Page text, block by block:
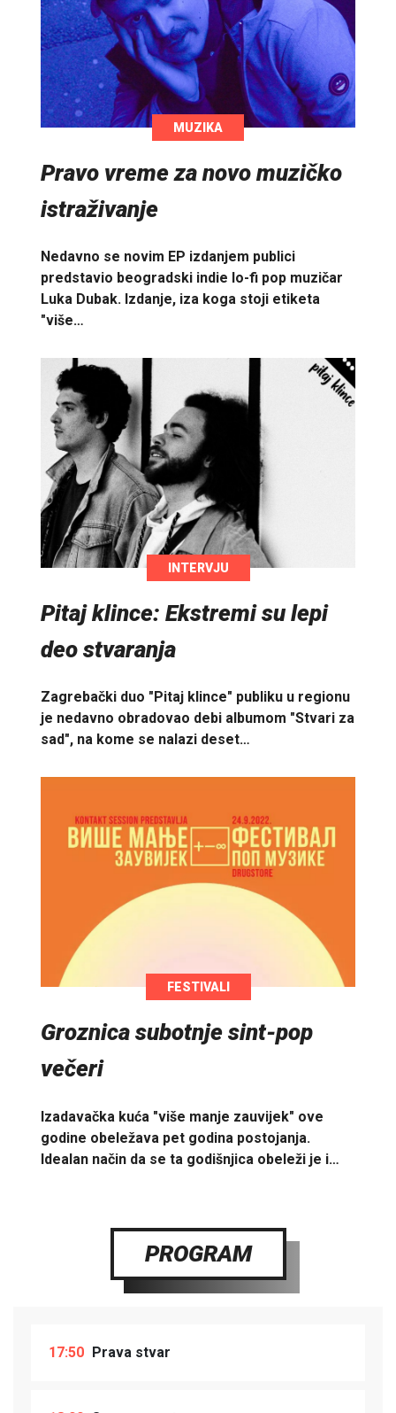
MUZIKA
Pravo vreme za novo muzičko
istraživanje
Nedavno se novim EP izdanjem publici
predstavio beogradski indie lo-fi pop muzičar
Luka Dubak. Izdanje, iza koga stoji etiketa
"više…
INTERVJU
Pitaj klince: Ekstremi su lepi
deo stvaranja
Zagrebački duo "Pitaj klince" publiku u regionu
je nedavno obradovao debi albumom "Stvari za
sad", na kome se nalazi deset…
FESTIVALI
Groznica subotnje sint-pop
večeri
Izadavačka kuća "više manje zauvijek" ove
godine obeležava pet godina postojanja.
Idealan način da se ta godišnjica obeleži je i…
PROGRAM
17:50 Prava stvar